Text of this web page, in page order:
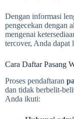
Dengan informasi
pengecekan dengan
mengenai
tercover, Anda dapat
Cara Daftar Pasang
Proses pendaftaran
dan tidak berbelit-
Anda ikuti: